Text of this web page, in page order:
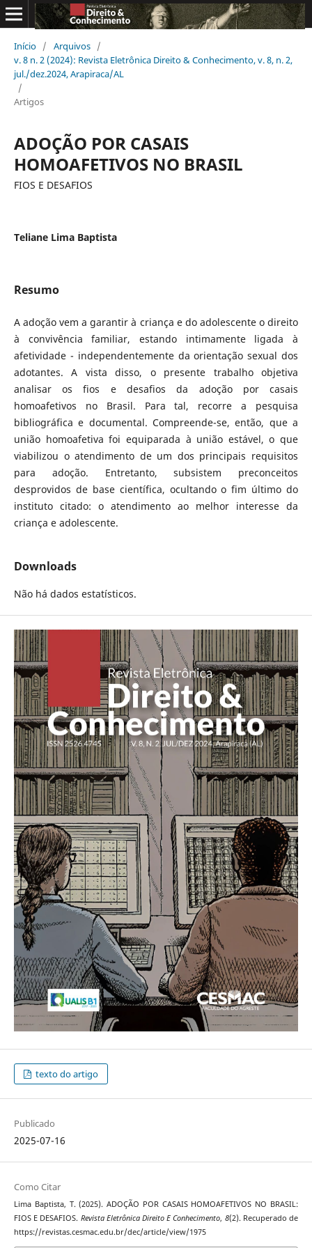
Início / Arquivos /
v. 8 n. 2 (2024): Revista Eletrônica Direito & Conhecimento, v. 8, n. 2,
jul./dez.2024, Arapiraca/AL
/
Artigos
ADOÇÃO POR CASAIS
HOMOAFETIVOS NO BRASIL
FIOS E DESAFIOS
Teliane Lima Baptista
Resumo
A adoção vem a garantir à criança e do adolescente o direito
à convivência familiar, estando intimamente ligada à
afetividade - independentemente da orientação sexual dos
adotantes. A vista disso, o presente trabalho objetiva
analisar os fios e desafios da adoção por casais
homoafetivos no Brasil. Para tal, recorre a pesquisa
bibliográfica e documental. Compreende-se, então, que a
união homoafetiva foi equiparada à união estável, o que
viabilizou o atendimento de um dos principais requisitos
para adoção. Entretanto, subsistem preconceitos
desprovidos de base científica, ocultando o fim último do
instituto citado: o atendimento ao melhor interesse da
criança e adolescente.
Downloads
Não há dados estatísticos.
texto do artigo
Publicado
2025-07-16
Como Citar
Lima Baptista, T. (2025). ADOÇÃO POR CASAIS HOMOAFETIVOS NO BRASIL:
FIOS E DESAFIOS. Revista Eletrônica Direito E Conhecimento, 8(2). Recuperado de
https://revistas.cesmac.edu.br/dec/article/view/1975